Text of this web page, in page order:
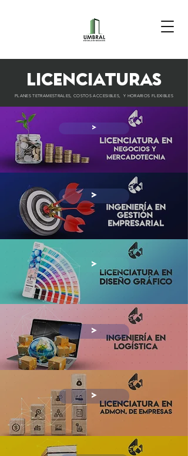
LICENCIATURAS
PLANES TETRAMESTRALES, COSTOS ACCESIBLES, Y HORARIOS FLEXIBLES
>
>
>
>
>